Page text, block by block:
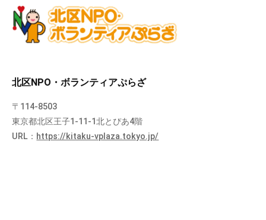
北区NPO・ボランティアぷらざ
〒114-8503
東京都北区王子1-11-1北とぴあ4階
URL： https://kitaku-vplaza.tokyo.jp/